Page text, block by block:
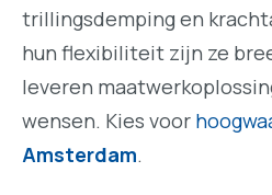
trillingsdemping en
hun flexibiliteit zijn ze
leveren
wensen. Kies voor
Amsterdam.